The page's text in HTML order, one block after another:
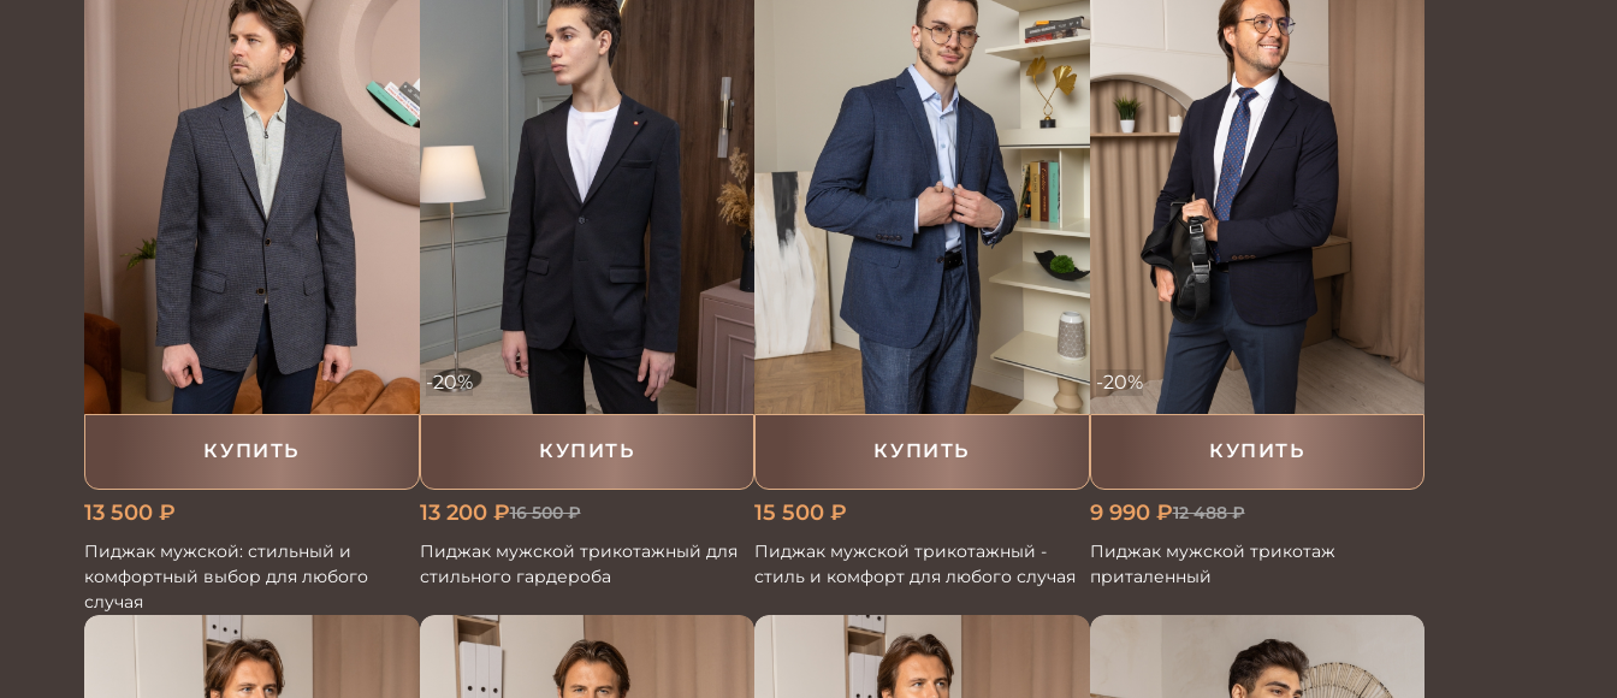
КУПИТЬ
13 500 ₽
Пиджак мужской: стильный и
комфортный выбор для любого
случая
КУПИТЬ
-20%
13 200₽16 500₽
Пиджак мужской трикотажный для
стильного гардероба
КУПИТЬ
15 500 ₽
Пиджак мужской трикотажный -
стиль и комфорт для любого случая
КУПИТЬ
-20%
9 990₽12 488₽
Пиджак мужской трикотаж
приталенный